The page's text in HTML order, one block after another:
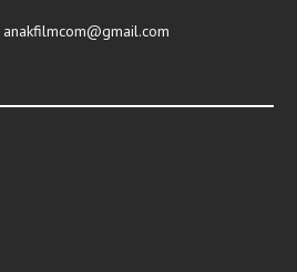
anakfilmcom@gmail.com